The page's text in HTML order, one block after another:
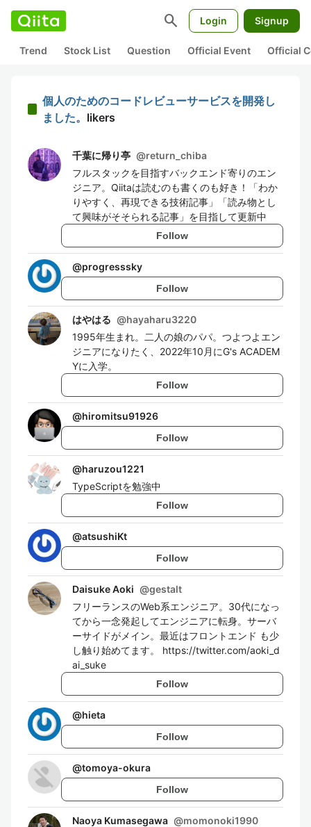
search Login Signup
Trend Stock List Question Official Event Official
個人のためのコードレビューサービスを開発し
ました。 likers
千葉に帰り亭 @return_chiba
フルスタックを目指すバックエンド寄りのエン
ジニア。Qiitaは読むのも書くのも好き！「わか
りやすく、再現できる技術記事」「読み物とし
て興味がそそられる記事」を目指して更新中
Follow
@progresssky
Follow
はやはる @hayaharu3220
1995年生まれ。二人の娘のパパ。つよつよエン
ジニアになりたく、2022年10月にG's ACADEM
Yに入学。
Follow
@hiromitsu91926
Follow
@haruzou1221
TypeScriptを勉強中
Follow
@atsushiKt
Follow
Daisuke Aoki @gestalt
フリーランスのWeb系エンジニア。30代になっ
てから一念発起してエンジニアに転身。サーバ
ーサイドがメイン。最近はフロントエンド も少
し触り始めてます。 https://twitter.com/aoki_d
ai_suke
Follow
@hieta
Follow
@tomoya-okura
Follow
Naoya Kumasegawa @momonoki1990